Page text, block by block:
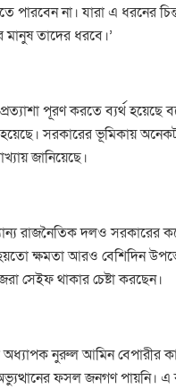
পারবেন না। যারা এ ধরনের
মানুষ তাদের ধরবে।’
পূরণ করতে ব্যর্থ হয়েছে
সরকারের ভূমিকায়
জানিয়েছে।
রাজনৈতিক দলও সরকারের
ক্ষমতা আরও বেশিদিন
সেইফ থাকার চেষ্টা করছেন।
অধ্যাপক নুরুল আমিন
ফসল জনগণ পায়নি। এ